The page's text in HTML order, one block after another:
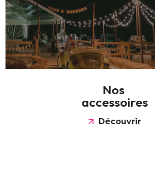
Nos
accessoires
Découvrir